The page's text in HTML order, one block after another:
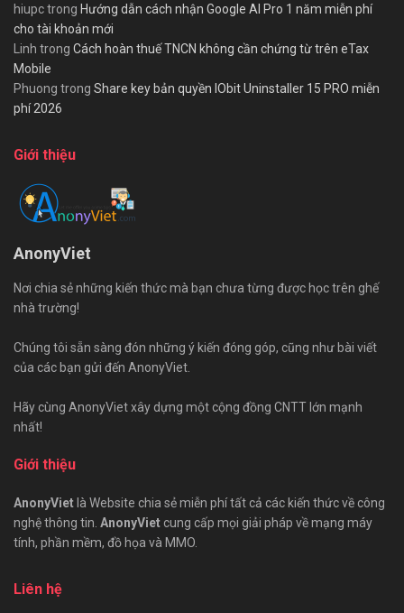
hiupctrong Hướng dẫn cách nhận Google AI Pro 1 năm miễn phí
cho tài khoản mới
Linh trong Cách hoàn thuế TNCN không cần chứng từ trên eTax
Mobile
Phuong trong Share key bản quyền IObit Uninstaller 15 PRO miễn
phí 2026
Giới thiệu
AnonyViet
Nơi chia sẻ những kiến thức mà bạn chưa từng được học trên ghế
nhà trường!
Chúng tôi sẵn sàng đón những ý kiến đóng góp, cũng như bài viết
của các bạn gửi đến AnonyViet.
Hãy cùng AnonyViet xây dựng một cộng đồng CNTT lớn mạnh
nhất!
Giới thiệu
AnonyVietlà Website chia sẻ miễn phí tất cả các kiến thức về công
nghệ thông tin. AnonyViet cung cấp mọi giải pháp về mạng máy
tính, phần mềm, đồ họa và MMO.
Liên hệ